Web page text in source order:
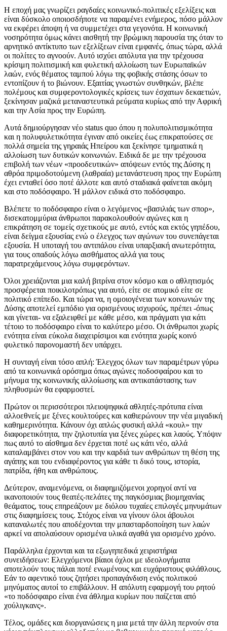
Η εποχή μας γνωρίζει ραγδαίες κοινωνικό-πολιτικές εξελίξεις και
είναι δύσκολο οποιοσδήποτε να παραμένει ενήμερος, πόσο μάλλον
να εκφέρει άποψη ή να συμμετέχει στα γεγονότα. Η κοινωνική
νοσηρότητα όμως κάνει αισθητή την βρώμικη παρουσία της όταν το
αρνητικό αντίκτυπο των εξελίξεων είναι εμφανές, όπως τώρα, αλλά
οι πολίτες το αγνοούν. Αυτό ισχύει απόλυτα για την τρέχουσα
κρίσιμη πολιτισμική και φυλετική αλλοίωση των Ευρωπαϊκών
λαών, ενός θέματος ταμπού λόγω της φοβικής στάσης όσων το
εντοπίζουν ή το βιώνουν. Εξαιτίας γνωστών συνθηκών, βλέπε
πολέμους και συμφεροντολογικές κρίσεις των έσχατων δεκαετιών,
ξεκίνησαν μαζικά μεταναστευτικά ρεύματα κυρίως από την Αφρική
και την Ασία προς την Ευρώπη.
Αυτά δημιούργησαν νέο status quo όπου η πολυπολιτισμικότητα
και η πολυφυλετικότητα έγιναν από οικείες έως επικρατούσες σε
πολλά σημεία της γηραιάς Ηπείρου και ξεκίνησε τμηματικά η
αλλοίωση των δυτικών κοινωνιών. Ειδικά δε με την τρέχουσα
επιβολή των νέων «προοδευτικών» απόψεων εντός της Δύσης η
αθρόα πριμοδοτούμενη (λαθραία) μετανάστευση προς την Ευρώπη
έχει ενταθεί όσο ποτέ άλλοτε και αυτό σταδιακά φαίνεται ακόμη
και στο ποδόσφαιρο. Ή μάλλον ειδικά στο ποδόσφαιρο.
Βλέπετε το ποδόσφαιρο είναι ο λεγόμενος «βασιλιάς των σπορ»,
δισεκατομμύρια άνθρωποι παρακολουθούν αγώνες και η
επικράτηση σε τομείς σχετικούς με αυτό, εντός και εκτός γηπέδου,
είναι δείγμα εξουσίας ενώ ο έλεγχος των αγώνων του συνεπάγεται
εξουσία. Η υποταγή του αντιπάλου είναι υπαρξιακή ανωτερότητα,
για τους οπαδούς λόγω αισθήματος αλλά για τους
παρατρεχάμενους λόγω συμφερόντων.
Όλοι χρειάζονται μια καλή βιτρίνα στον κόσμο και ο αθλητισμός
προσφέρεται ποικιλοτρόπως για αυτό, είτε σε ατομικό είτε σε
πολιτικό επίπεδο. Και τώρα να, η ομοιογένεια των κοινωνιών της
Δύσης αποτελεί εμπόδιο για ορισμένους ισχυρούς, πρέπει -όπως
και γίνεται- να εξαλειφθεί με κάθε μέσο, και πράγματι για κάτι
τέτοιο το ποδόσφαιρο είναι το καλύτερο μέσο. Οι άνθρωποι χωρίς
ενότητα είναι εύκολα διαχειρίσιμοι και ενότητα χωρίς κοινό
φυλετικό παρονομαστή δεν υπάρχει.
Η συνταγή είναι τόσο απλή: Έλεγχος όλων των παραμέτρων γύρω
από τα κοινωνικά ορόσημα όπως αγώνες ποδοσφαίρου και το
μήνυμα της κοινωνικής αλλοίωσης και αντικατάστασης των
πληθυσμών θα εφαρμοστεί.
Πρώτον οι περισσότεροι πλειοψηφικά αθλητές-πρότυπα είναι
αλλοεθνείς με ξένες κουλτούρες και καθιερώνουν την νέα μιγαδική
καθημερινότητα. Κάνουν όχι απλώς φυσική αλλά «κουλ» την
διαφορετικότητα, την ζηλοτυπία για ξένες χώρες και λαούς. Υπόψιν
πως αυτό το αίσθημα δεν έρχεται ποτέ ως κάτι νέο, αλλά
καταλαμβάνει στον νου και την καρδιά των ανθρώπων τη θέση της
αγάπης και του ενδιαφέροντος για κάθε τι δικό τους, ιστορία,
πατρίδα, ήθη και ανθρώπους.
Δεύτερον, αναμενόμενα, οι διαφημιζόμενοι χορηγοί αντί να
ικανοποιούν τους θεατές-πελάτες της παγκόσμιας βιομηχανίας
θεάματος, τους επηρεάζουν με διόλου τυχαίες επιλογές μηνυμάτων
στις διαφημίσεις τους. Στόχος είναι να γίνουν όλοι άβουλοι
καταναλωτές που αποδέχονται την μπασταρδοποίηση των λαών
αρκεί να απολαύσουν ορισμένα υλικά αγαθά για ορισμένο χρόνο.
Παράλληλα έρχονται και τα εξωγηπεδικά χειριστήρια
συνειδήσεων: Ελεγχόμενοι βίαιοι όχλοι με ιδεολογήματα
αποτελούν τους πάλαι ποτέ ενωμένους και ευχάριστους φιλάθλους.
Εάν το αφεντικό τους ζητήσει προπαγάνδιση ενός πολιτικού
μηνύματος αυτοί το επιβάλλουν. Η απόλυτη εφαρμογή του ρητού
«το ποδόσφαιρο είναι ένα άθλημα κυρίων που παίζεται από
χούλιγκανς».
Τέλος, ομάδες και διοργανώσεις η μια μετά την άλλη περνούν στα